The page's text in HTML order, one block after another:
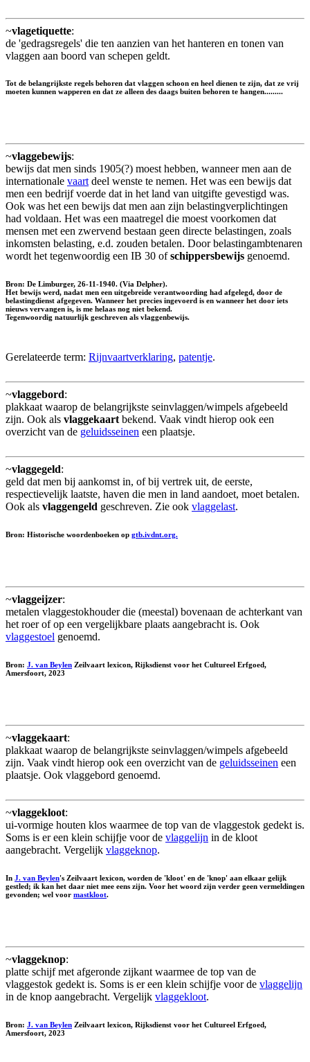
~vlagetiquette:
de 'gedragsregels' die ten aanzien van het hanteren en tonen van
vlaggen aan boord van schepen geldt.
Tot de belangrijkste regels behoren dat vlaggen schoon en heel dienen te zijn, dat ze vrij
moeten kunnen wapperen en dat ze alleen des daags buiten behoren te hangen.........
~vlaggebewijs:
bewijs dat men sinds 1905(?) moest hebben, wanneer men aan de
internationale vaartdeel wenste te nemen. Het was een bewijs dat
men een bedrijf voerde dat in het land van uitgifte gevestigd was.
Ook was het een bewijs dat men aan zijn belastingverplichtingen
had voldaan. Het was een maatregel die moest voorkomen dat
mensen met een zwervend bestaan geen directe belastingen, zoals
inkomsten belasting, e.d. zouden betalen. Door belastingambtenaren
wordt het tegenwoordig een IB 30 ofschippersbewijs genoemd.
Bron: De Limburger, 26-11-1940. (Via Delpher).
Het bewijs werd, nadat men een uitgebreide verantwoording had afgelegd, door de
belastingdienst afgegeven. Wanneer het precies ingevoerd is en wanneer het door iets
nieuws vervangen is, is me helaas nog niet bekend.
Tegenwoordig natuurlijk geschreven als vlaggenbewijs.
Gerelateerde term: Rijnvaartverklaring, patentje.
~vlaggebord:
plakkaat waarop de belangrijkste seinvlaggen/wimpels afgebeeld
zijn. Ook als vlaggekaart bekend. Vaak vindt hierop ook een
overzicht van de geluidsseinen een plaatsje.
~vlaggegeld:
geld dat men bij aankomst in, of bij vertrek uit, de eerste,
respectievelijk laatste, haven die men in land aandoet, moet betalen.
Ook als vlaggengeld geschreven. Zie ook vlaggelast.
Bron: Historische woordenboeken op gtb.ivdnt.org.
~vlaggeijzer:
metalen vlaggestokhouder die (meestal) bovenaan de achterkant van
het roer of op een vergelijkbare plaats aangebracht is. Ook
vlaggestoel genoemd.
Bron: J. van Beylen Zeilvaart lexicon, Rijksdienst voor het Cultureel Erfgoed,
Amersfoort, 2023
~vlaggekaart:
plakkaat waarop de belangrijkste seinvlaggen/wimpels afgebeeld
zijn. Vaak vindt hierop ook een overzicht van de geluidsseinen een
plaatsje. Ook vlaggebord genoemd.
~vlaggekloot:
ui-vormige houten klos waarmee de top van de vlaggestok gedekt is.
Soms is er een klein schijfje voor de vlaggelijn in de kloot
aangebracht. Vergelijk vlaggeknop.
In J. van Beylen's Zeilvaart lexicon, worden de 'kloot' en de 'knop' aan elkaar gelijk
gestled; ik kan het daar niet mee eens zijn. Voor het woord zijn verder geen vermeldingen
gevonden; wel voor mastkloot.
~vlaggeknop:
platte schijf met afgeronde zijkant waarmee de top van de
vlaggestok gedekt is. Soms is er een klein schijfje voor de vlaggelijn
in de knop aangebracht. Vergelijk vlaggekloot.
Bron: J. van Beylen Zeilvaart lexicon, Rijksdienst voor het Cultureel Erfgoed,
Amersfoort, 2023